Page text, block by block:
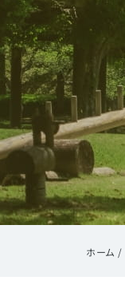
ホーム /